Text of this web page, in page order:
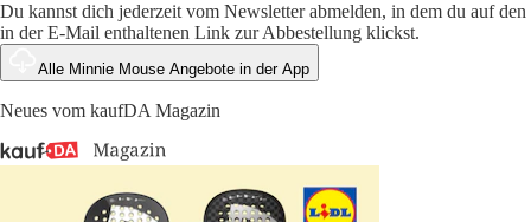
Du kannst dich jederzeit vom Newsletter abmelden, in dem du auf den
in der E-Mail enthaltenen Link zur Abbestellung klickst.
Alle Minnie Mouse Angebote in der App
Neues vom kaufDA Magazin